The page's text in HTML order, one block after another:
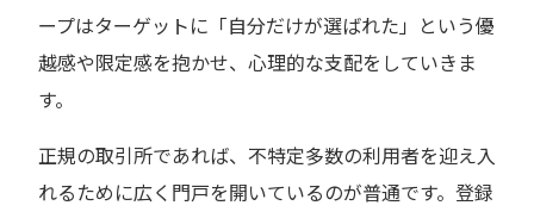
ープはターゲットに「自分だけが選ばれた」という優
越感や限定感を抱かせ、心理的な支配をしていきま
す。
正規の取引所であれば、不特定多数の利用者を迎え入
れるために広く門戸を開いているのが普通です。登録